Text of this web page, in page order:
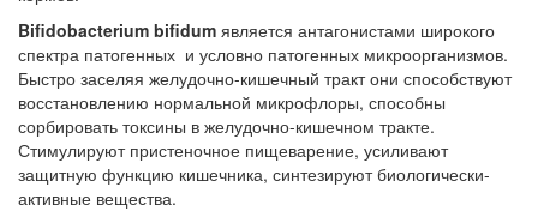
Bifidobacterium bifidum является антагонистами широкого
спектра патогенных и условно патогенных микроорганизмов.
Быстро заселяя желудочно-кишечный тракт они способствуют
восстановлению нормальной микрофлоры, способны
сорбировать токсины в желудочно-кишечном тракте.
Стимулируют пристеночное пищеварение, усиливают
защитную функцию кишечника, синтезируют биологически-
активные вещества.